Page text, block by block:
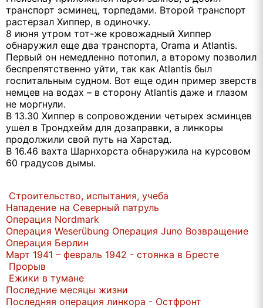
транспорт эсминец, торпедами. Второй транспорт
растерзал Хиппер, в одиночку.
8 июня утром тот-же кровожадный Хиппер
обнаружил еще два транспорта, Orama и Atlantis.
Первый он немедленно потопил, а второму позволил
беспрепятственно уйти, так как Atlantis был
госпитальным судном. Вот еще один пример зверств
немцев на водах – в сторону Atlantis даже и глазом
не моргнули.
В 13.30 Хиппер в сопровождении четырех эсминцев
ушел в Трондхейм для дозаправки, а линкоры
продолжили свой путь на Харстад.
В 16.46 вахта Шарнхорста обнаружила на курсовом
60 градусов дымы.
Строительство, испытания, учеба
Нападение на Северный патруль
Операция Nordmark
Операция Weserübung Операция Juno Возвращение
Операция Берлин
Март 1941 – февраль 1942 - стоянка в Бресте
Прорыв
Ежики в тумане
Последние месяцы жизни
Последняя операция линкора - Остфронт